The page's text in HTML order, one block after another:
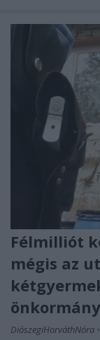
Félmilliót
mégis az
DiószegiHorváthNóra •